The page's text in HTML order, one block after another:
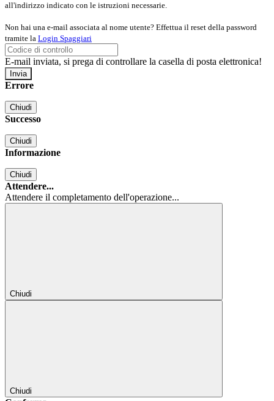
all'indirizzo indicato con le istruzioni necessarie.
Non hai una e-mail associata al nome utente? Effettua il reset della password
tramite la Login Spaggiari
E-mail inviata, si prega di controllare la casella di posta elettronica!
Errore
Chiudi
Successo
Chiudi
Informazione
Chiudi
Attendere...
Attendere il completamento dell'operazione...
Chiudi
Chiudi